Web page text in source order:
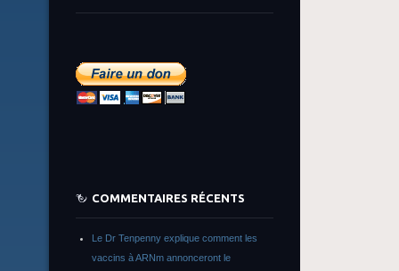
COMMENTAIRES RÉCENTS
Le Dr Tenpenny explique comment les
vaccins à ARNm annonceront le